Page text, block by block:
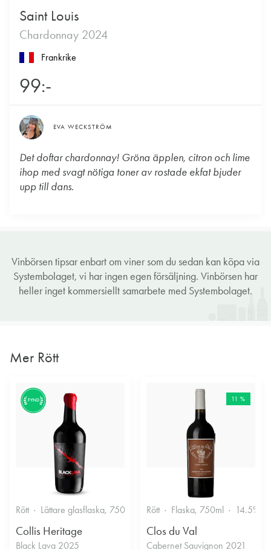
Saint Louis
Chardonnay 2024
Frankrike
99:-
EVA WECKSTRÖM
Det doftar chardonnay! Gröna äpplen, citron och lime
ihop med svagt nötiga toner av rostade ekfat bjuder
upp till dans.
Vinbörsen tipsar enbart om viner som du sedan kan köpa via
Systembolaget, vi har ingen egen försäljning. Vinbörsen har
heller inget kommersiellt samarbete med Systembolaget.
Mer Rött
FYND
Rött Lättare glasflaska, 750ml 13.5%
Collis Heritage
Black Lava 2025
11 %
Rött Flaska, 750ml 14.5%
Clos du Val
Cabernet Sauvignon 2021